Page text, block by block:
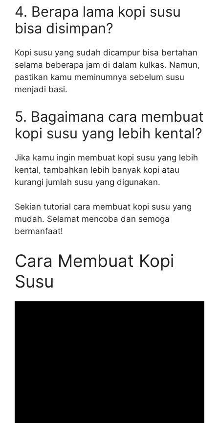
4. Berapa lama kopi susu
bisa disimpan?
Kopi susu yang sudah dicampur bisa bertahan
selama beberapa jam di dalam kulkas. Namun,
pastikan kamu meminumnya sebelum susu
menjadi basi.
5. Bagaimana cara membuat
kopi susu yang lebih kental?
Jika kamu ingin membuat kopi susu yang lebih
kental, tambahkan lebih banyak kopi atau
kurangi jumlah susu yang digunakan.
Sekian tutorial cara membuat kopi susu yang
mudah. Selamat mencoba dan semoga
bermanfaat!
Cara Membuat Kopi
Susu